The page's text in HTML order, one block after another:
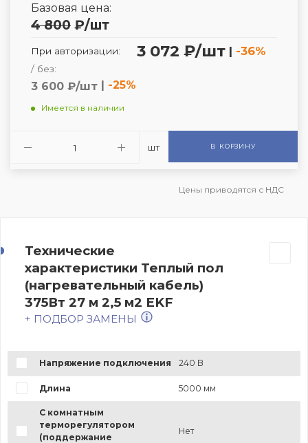
Базовая цена:
4 800 ₽/шт
При авторизации: 3 072 ₽/шт | -36%
/ без:
3 600 ₽/шт | -25%
Имеется в наличии
шт В КОРЗИНУ
Цены приводятся с НДС
Технические
характеристики Теплый пол
(нагревательный кабель)
375Вт 27 м 2,5 м2 EKF
+ ПОДБОР ЗАМЕНЫ
Напряжение подключения 240 В
Длина 5000 мм
С комнатным
терморегулятором
(поддержание
Нет